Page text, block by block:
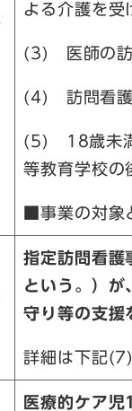
よる介護を受
(3) 医師の訪
(4) 訪問看護
(5) 18歳未満
等教育学校の
■事業の対象
指定訪問看護
という。）が
守り等の支援
詳細は下記
医療的ケア児